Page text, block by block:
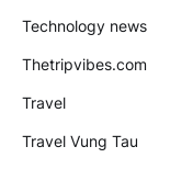
Technology news
Thetripvibes.com
Travel
Travel Vung Tau